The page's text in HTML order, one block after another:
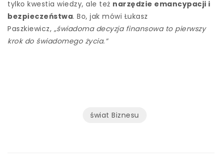
tylko kwestia wiedzy, ale też narzędzie emancypacji i
bezpieczeństwa. Bo, jak mówi Łukasz
Paszkiewicz, „świadoma decyzja finansowa to pierwszy
krok do świadomego życia.”
świat Biznesu